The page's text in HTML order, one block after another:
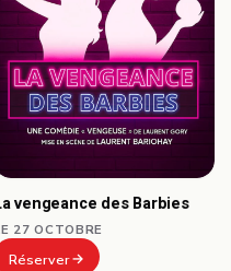
vengeance des Barbies
27 OCTOBRE
Réserver